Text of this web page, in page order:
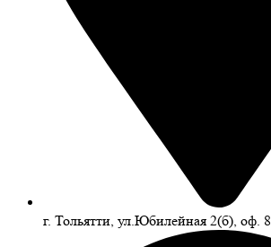
г. Тольятти, ул.Юбилейная 2(б), оф. 8